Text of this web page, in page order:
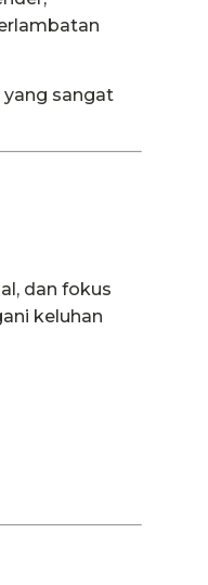
sangat
dan fokus
keluhan